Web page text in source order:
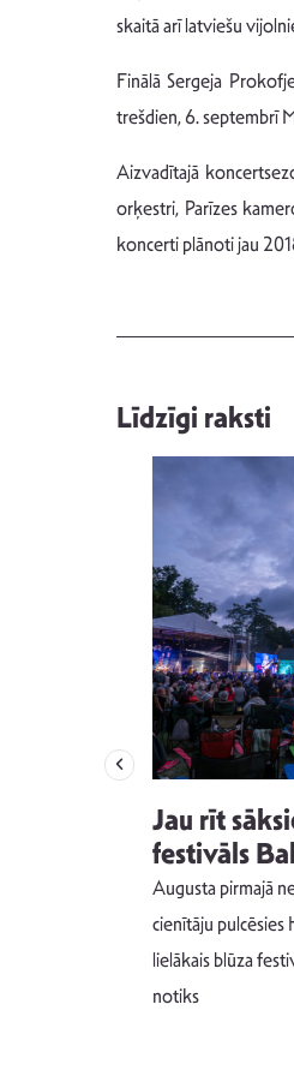
skaitā arī latviešu
Finālā Sergeja
trešdien, 6. septembrī
Aizvadītajā
orķestri, Parīzes
koncerti plānoti jau
Līdzīgi raksti
Jau rīt
festivāls
Augusta pirmajā
cienītāju pulcēsies
lielākais blūza
notiks